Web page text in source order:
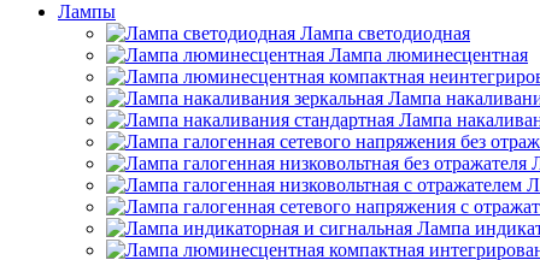
Лампы
Лампа светодиодная
Лампа люминесцентная
Лампа
Лампа
Лампа